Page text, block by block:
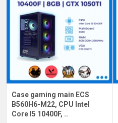
Case gaming main ECS
B560H6-M22, CPU Intel
Core I5 10400F, ..